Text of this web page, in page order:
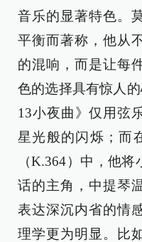
音乐的显著特色。
平衡而著称，他从
的混响，而是让每
色的选择具有惊人
13小夜曲》仅用弦
星光般的闪烁；而
（K.364）中，他
话的主角，中提琴
表达深沉内省的情
理学更为明显。比